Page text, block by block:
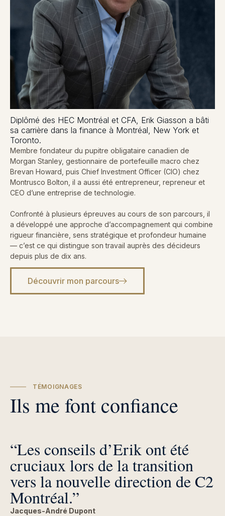
Diplômé des HEC Montréal et CFA, Erik Giasson a bâti
sa carrière dans la finance à Montréal, New York et
Toronto.
Membre fondateur du pupitre obligataire canadien de
Morgan Stanley, gestionnaire de portefeuille macro chez
Brevan Howard, puis Chief Investment Officer (CIO) chez
Montrusco Bolton, il a aussi été entrepreneur, repreneur et
CEO d’une entreprise de technologie.
Confronté à plusieurs épreuves au cours de son parcours, il
a développé une approche d’accompagnement qui combine
rigueur financière, sens stratégique et profondeur humaine
— c’est ce qui distingue son travail auprès des décideurs
depuis plus de dix ans.
Découvrir mon parcours
TÉMOIGNAGES
Ils me font confiance
“Les conseils d’Erik ont été
cruciaux lors de la transition
vers la nouvelle direction de C2
Montréal.”
Jacques-André Dupont